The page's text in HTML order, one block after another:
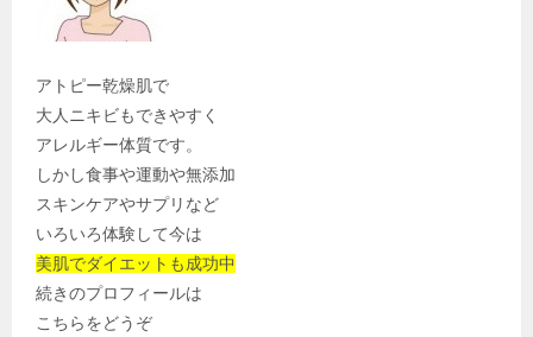
アトピー乾燥肌で
大人ニキビもできやすく
アレルギー体質です。
しかし食事や運動や無添加
スキンケアやサプリなど
いろいろ体験して今は
美肌でダイエットも成功中
続きのプロフィールは
こちらをどうぞ